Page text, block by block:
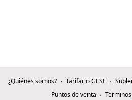
¿Quiénes somos? Tarifario GESE
Puntos de venta